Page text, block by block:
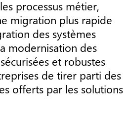
processus métier,
migration plus rapide
des systèmes
modernisation des
et robustes
de tirer parti des
offerts par les solutions